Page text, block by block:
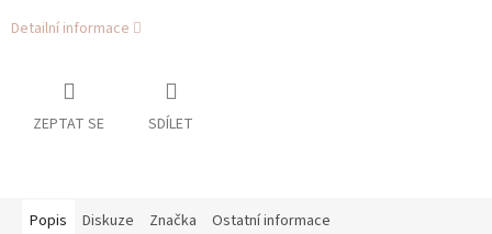
Detailní informace
ZEPTAT SE SDÍLET
Popis Diskuze Značka Ostatní informace